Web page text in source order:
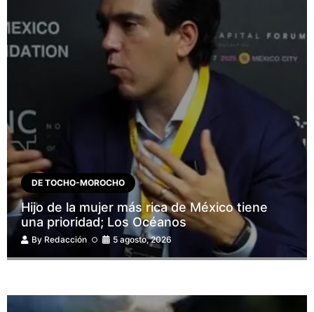
DE TOCHO-MOROCHO
Hijo de la mujer más rica de México tiene
una prioridad; Los Océanos
By Redacción 5 agosto, 2026